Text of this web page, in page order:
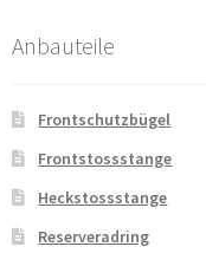
Anbauteile
Frontschutzbügel
Frontstossstange
Heckstossstange
Reserveradring